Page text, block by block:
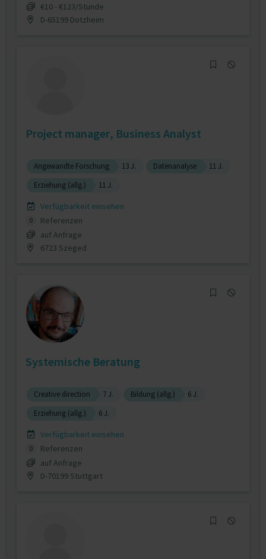
€10 - €123/Stunde
D-65199 Dotzheim
Project manager, Business Analyst
Angewandte Forschung 13 J. Datenanalyse
11 J.
Erziehung (allg.)
11 J.
Verfügbarkeit einsehen
0
Referenzen
auf Anfrage
6723 Szeged
Systemische Beratung
Creative direction 7 J. Bildung (allg.)
6 J.
Erziehung (allg.)
6 J.
Verfügbarkeit einsehen
0
Referenzen
auf Anfrage
D-70199 Stuttgart